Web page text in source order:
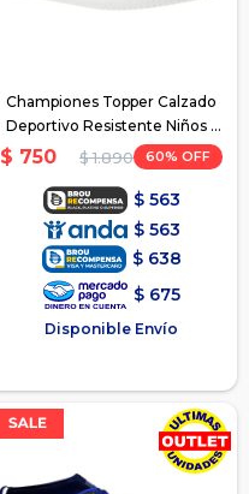
Championes Topper Calzado
Deportivo Resistente Niños -
Negro 2
$ 750 $ 1.890 60
$ 563
$ 563
$ 638
$ 675
Disponible Envío